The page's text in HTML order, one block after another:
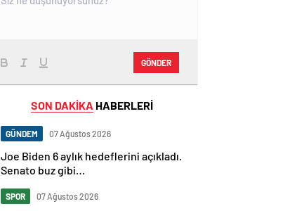
GÖNDER
SON DAKİKA HABERLERİ
GÜNDEM 07 Ağustos 2026
Joe Biden 6 aylık hedeflerini açıkladı.
Senato buz gibi…
SPOR 07 Ağustos 2026